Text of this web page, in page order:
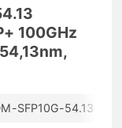
100GHz
SFP10G-54.13